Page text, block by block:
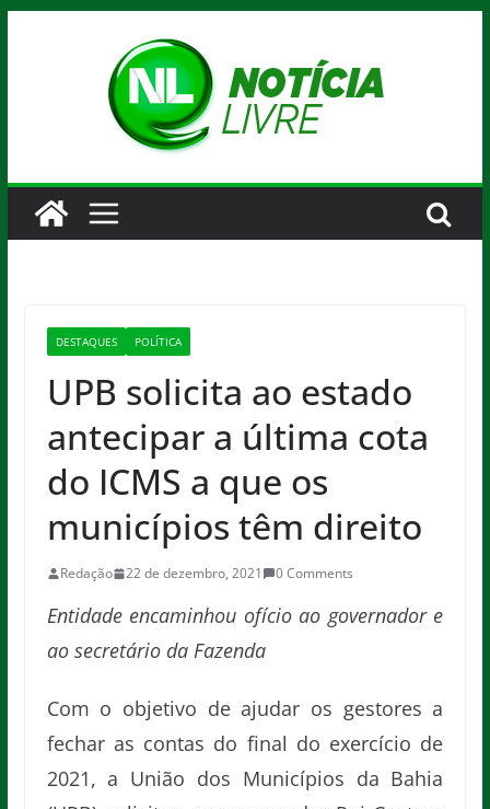
DESTAQUES POLÍTICA
UPB solicita ao estado
antecipar a última cota
do ICMS a que os
municípios têm direito
Redação 22 de dezembro, 2021 0 Comments
Entidade encaminhou ofício ao governador e
ao secretário da Fazenda
Com o objetivo de ajudar os gestores a
fechar as contas do final do exercício de
2021, a União dos Municípios da Bahia